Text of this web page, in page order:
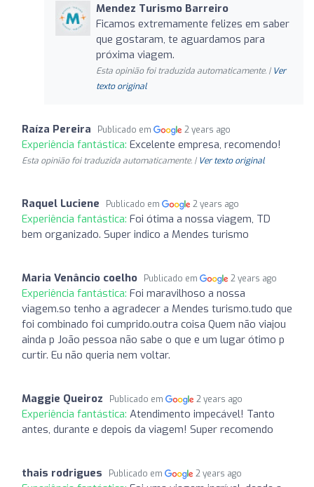
Mendez Turismo Barreiro
Ficamos extremamente felizes em saber
que gostaram, te aguardamos para
próxima viagem.
Esta opinião foi traduzida automaticamente. | Ver
texto original
Raíza Pereira Publicado em 2 years ago
Experiência fantástica: Excelente empresa, recomendo!
Esta opinião foi traduzida automaticamente. | Ver texto original
Raquel Luciene Publicado em 2 years ago
Experiência fantástica: Foi ótima a nossa viagem, TD
bem organizado. Super indico a Mendes turismo
Maria Venâncio coelho Publicado em 2 years ago
Experiência fantástica: Foi maravilhoso a nossa
viagem.so tenho a agradecer a Mendes turismo.tudo que
foi combinado foi cumprido.outra coisa Quem não viajou
ainda p João pessoa não sabe o que e um lugar ótimo p
curtir. Eu não queria nem voltar.
Maggie Queiroz Publicado em 2 years ago
Experiência fantástica: Atendimento impecável! Tanto
antes, durante e depois da viagem! Super recomendo
thais rodrigues Publicado em 2 years ago